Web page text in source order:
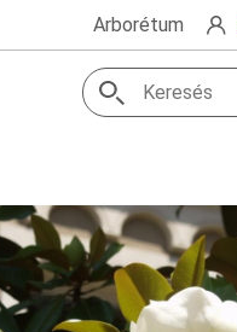
Arborétum